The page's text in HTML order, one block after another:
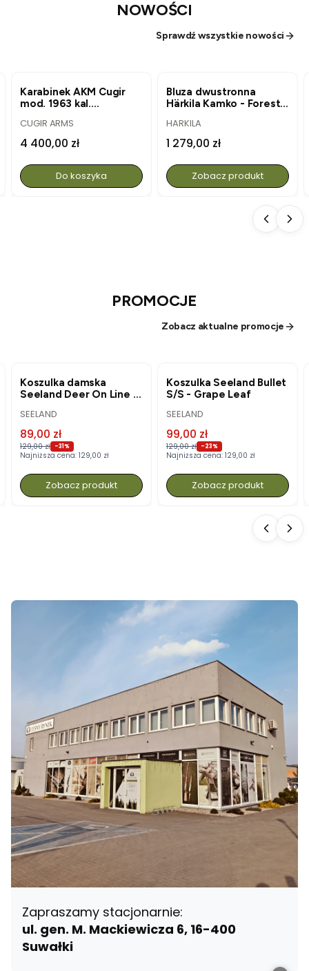
NOWOŚCI
Sprawdź wszystkie nowości
Karabinek AKM Cugir
mod. 1963 kal.
PRODUCENT
CUGIR ARMS
Cena
4 400,00 zł
Do koszyka
Bluza dwustronna
Härkila Kamko - Forest
PRODUCENT
HARKILA
Cena
1 279,00 zł
Zobacz produkt
PROMOCJE
Zobacz aktualne promocje
Koszulka damska
Seeland Deer On Line -
PRODUCENT
SEELAND
Cena promocyjna
89,00 zł
129,00 zł -31%
Najniższa cena: 129,00 zł
Zobacz produkt
Koszulka Seeland Bullet
S/S - Grape Leaf
PRODUCENT
SEELAND
Cena promocyjna
99,00 zł
129,00 zł -23%
Najniższa cena: 129,00 zł
Zobacz produkt
Zapraszamy stacjonarnie:
ul. gen. M. Mackiewicza 6, 16-400
Suwałki